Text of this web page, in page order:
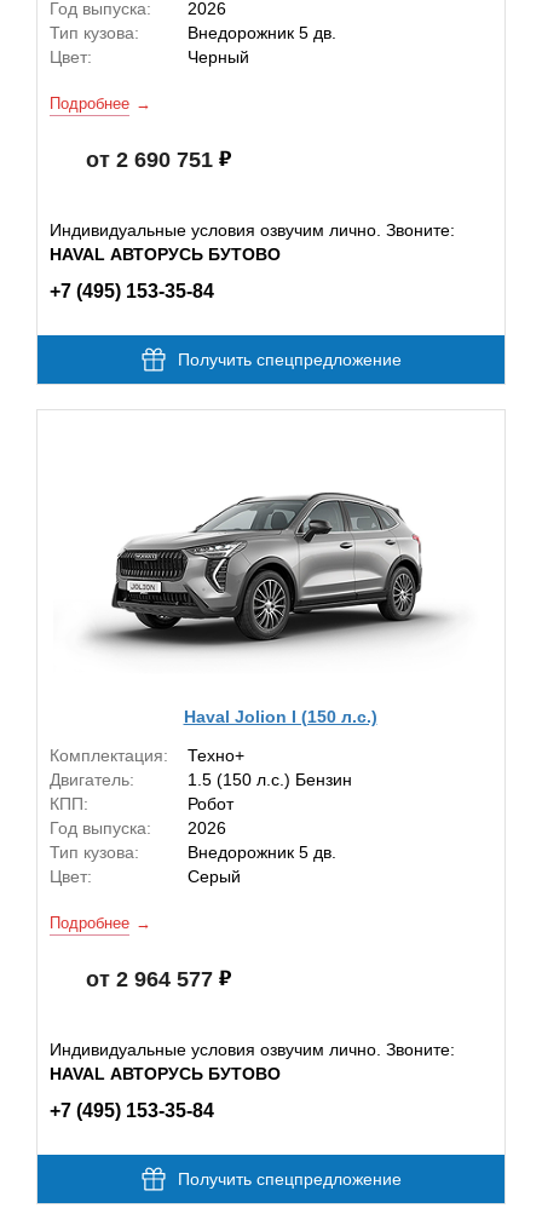
Год выпуска:
2026
Тип кузова:
Внедорожник 5 дв.
Цвет:
Черный
Подробнее
от 2 690 751
Индивидуальные условия озвучим лично. Звоните:
HAVAL АВТОРУСЬ БУТОВО
+7 (495) 153-35-84
Получить спецпредложение
Haval Jolion I (150 л.с.)
Комплектация:
Техно+
Двигатель:
1.5 (150 л.с.) Бензин
КПП:
Робот
Год выпуска:
2026
Тип кузова:
Внедорожник 5 дв.
Цвет:
Серый
Подробнее
от 2 964 577
Индивидуальные условия озвучим лично. Звоните:
HAVAL АВТОРУСЬ БУТОВО
+7 (495) 153-35-84
Получить спецпредложение